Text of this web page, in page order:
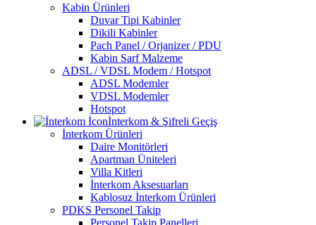
Kabin Ürünleri
Duvar Tipi Kabinler
Dikili Kabinler
Pach Panel / Orjanizer / PDU
Kabin Sarf Malzeme
ADSL / VDSL Modem / Hotspot
ADSL Modemler
VDSL Modemler
Hotspot
İnterkom & Şifreli Geçiş
İnterkom Ürünleri
Daire Monitörleri
Apartman Üniteleri
Villa Kitleri
İnterkom Aksesuarları
Kablosuz İnterkom Ürünleri
PDKS Personel Takip
Personel Takip Panelleri